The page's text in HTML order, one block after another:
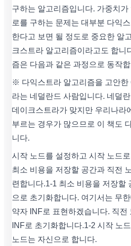
구하는 알고리즘입니다. 가중치
로를 구하는 문제는 대부분 다익
한다고 보면 될 정도로 중요한 알
크스트라 알고리즘이라고도 합니
즘은 다음과 같은 과정으로 동작
※ 다익스트라 알고리즘을 고안한
라는 네덜란드 사람입니다. 네덜
데이크스트라가 맞지만 우리나라
부르는 경우가 많으므로 이 책도
니다.
시작 노드를 설정하고 시작 노드
최소 비용을 저장할 공간과 직전
련합니다.1-1 최소 비용을 저장할
으로 초기화합니다. 여기서는 무
약자 INF로 표현하겠습니다. 직전
INF로 초기화합니다.1-2 시작 노
노드는 자신으로 합니다.